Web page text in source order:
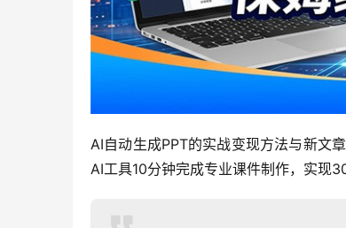
AI自动生成PPT的实战变现方法与新文
AI工具10分钟完成专业课件制作，实现